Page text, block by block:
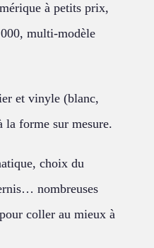
à petits prix,
multi-modèle
et vinyle (blanc,
la forme sur mesure.
choix du
nombreuses
coller au mieux à